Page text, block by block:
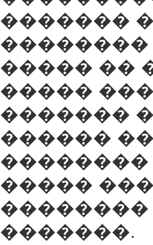
�������
��������
����� ��
�����
�������
������
��������
�����
�������.